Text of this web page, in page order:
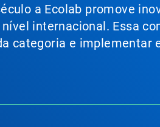
a Ecolab promove
internacional. Essa
categoria e implementar